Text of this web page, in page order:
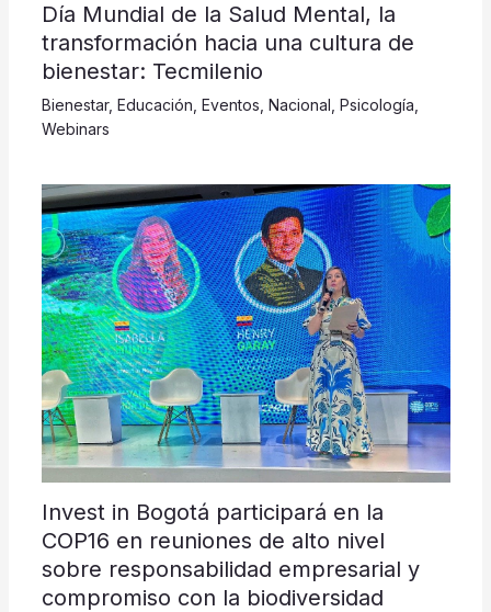
Día Mundial de la Salud Mental, la
transformación hacia una cultura de
bienestar: Tecmilenio
Bienestar, Educación, Eventos, Nacional, Psicología,
Webinars
Invest in Bogotá participará en la
COP16 en reuniones de alto nivel
sobre responsabilidad empresarial y
compromiso con la biodiversidad